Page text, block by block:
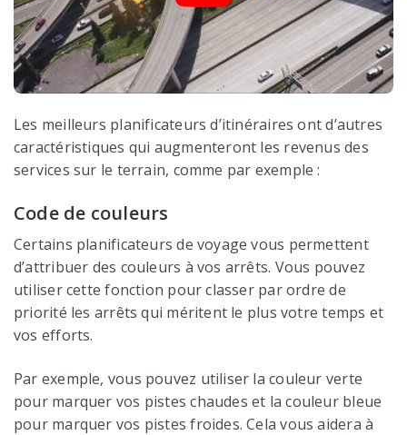
Les meilleurs planificateurs d’itinéraires ont d’autres
caractéristiques qui augmenteront les revenus des
services sur le terrain, comme par exemple :
Code de couleurs
Certains planificateurs de voyage vous permettent
d’attribuer des couleurs à vos arrêts. Vous pouvez
utiliser cette fonction pour classer par ordre de
priorité les arrêts qui méritent le plus votre temps et
vos efforts.
Par exemple, vous pouvez utiliser la couleur verte
pour marquer vos pistes chaudes et la couleur bleue
pour marquer vos pistes froides. Cela vous aidera à